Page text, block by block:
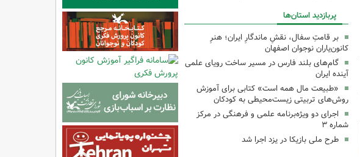
پربازدید استان‌ها
بر قامتِ سفال، نقشِ ماندگارِ ایران؛ هنرِ
کانون‌یاران نوجوان اصفهان
گام‌های بلند فارس در مسیر ساخت رویای علمی
آینده ایران
«طبیعت مال همه است» کتابی برای آموزش
روش‌های تربیتی زیست‌محیطی به کودکان
اجرای دو ویژه‌برنامه علمی و فرهنگی در مرکز
شماره ۳
طرح ملی بازیکا در یزد اجرا شد